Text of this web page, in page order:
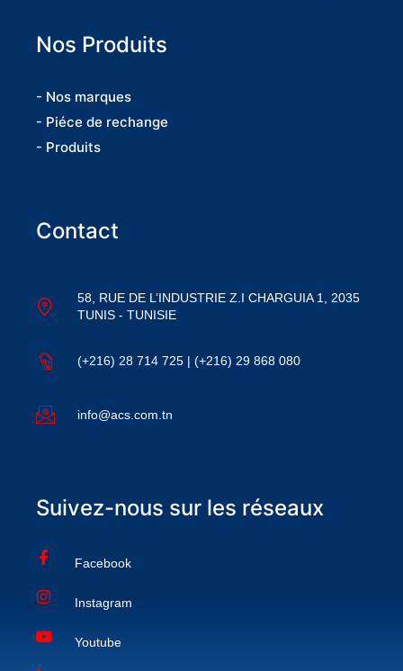
Nos Produits
- Nos marques
- Piéce de rechange
- Produits
Contact
58, RUE DE L’INDUSTRIE Z.I CHARGUIA 1, 2035
TUNIS - TUNISIE
(+216) 28 714 725 | (+216) 29 868 080
info@acs.com.tn
Suivez-nous sur les réseaux
Facebook
Instagram
Youtube